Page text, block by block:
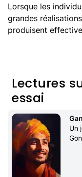
Lorsque les
grandes
produisent
Lectures
essai
Un